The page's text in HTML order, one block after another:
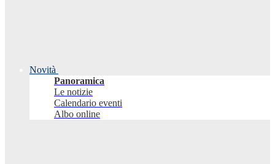
Novità
Panoramica
Le notizie
Calendario eventi
Albo online